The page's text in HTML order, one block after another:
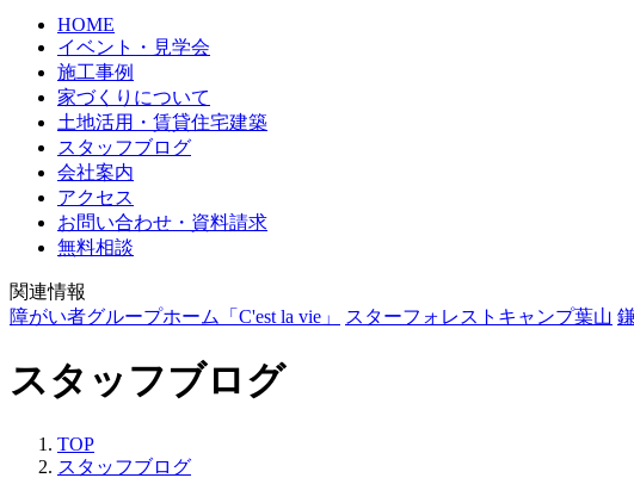
HOME
イベント・見学会
施工事例
家づくりについて
土地活用・賃貸住宅建築
スタッフブログ
会社案内
アクセス
お問い合わせ・資料請求
無料相談
関連情報
障がい者グループホーム「C'est la vie」
スターフォレストキャンプ葉山
スタッフブログ
TOP
スタッフブログ